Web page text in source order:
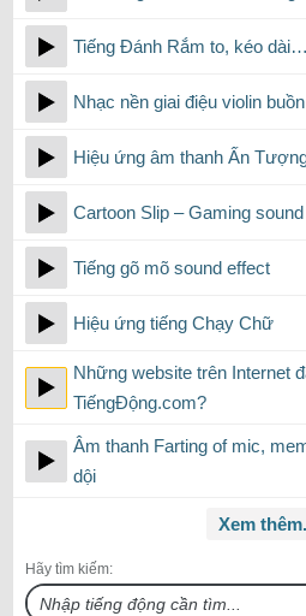
Tiếng Đánh Rắm to, kéo dài…
Nhạc nền giai điệu violin
Hiệu ứng âm thanh Ấn
Cartoon Slip – Gaming
Tiếng gõ mõ sound effect
Hiệu ứng tiếng Chạy Chữ
Những website trên Internet
TiếngĐộng.com?
Âm thanh Farting of mic,
dội
Xem
Hãy tìm kiếm: